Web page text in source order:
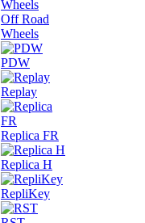
Off Road
Wheels
PDW
Replay
Replica FR
Replica H
RepliKey